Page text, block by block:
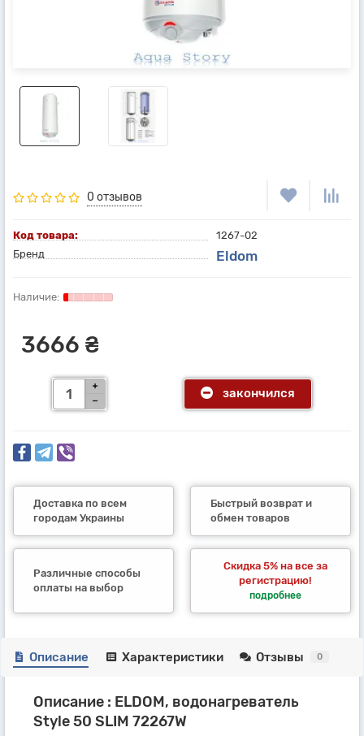
0 отзывов
Код товара:
1267-02
Бренд
Eldom
3666 ₴
закончился
Доставка по всем
городам Украины
Быстрый возврат и
обмен товаров
Различные способы
оплаты на выбор
Скидка 5% на все за
регистрацию!
подробнее
Описание Характеристики Отзывы 0
Описание : ELDOM, водонагреватель
Style 50 SLIM 72267W